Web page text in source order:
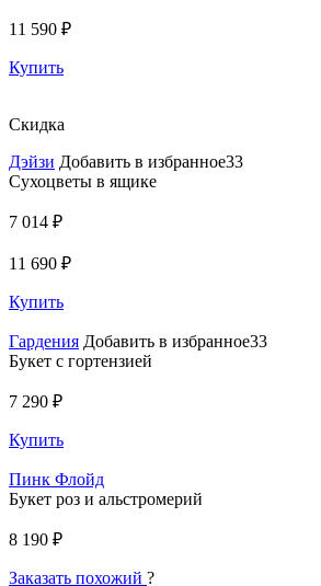
11 590 ₽
Купить
Скидка
Дэйзи Добавить в избранное33
Сухоцветы в ящике
7 014 ₽
11 690 ₽
Купить
Гардения Добавить в избранное33
Букет с гортензией
7 290 ₽
Купить
Пинк Флойд
Букет роз и альстромерий
8 190 ₽
Заказать похожий ?